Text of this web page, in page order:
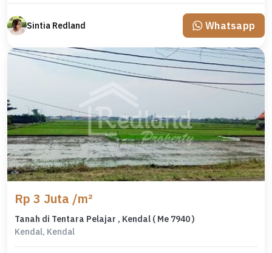
Sintia Redland Whatsapp
Rp 3 Juta /m²
Tanah di Tentara Pelajar , Kendal ( Me 7940 )
Kendal, Kendal